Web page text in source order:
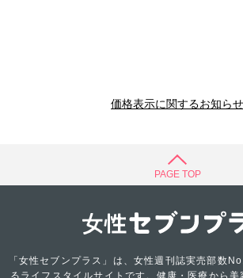
価格表示に関するお知らせ
PAGE TOP
「女性セブンプラス」は、女性週刊誌実売部数